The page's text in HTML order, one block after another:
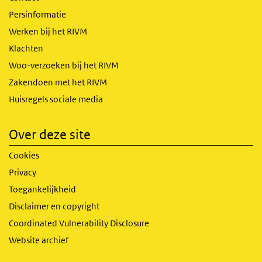
Persinformatie
Werken bij het RIVM
Klachten
Woo-verzoeken bij het RIVM
Zakendoen met het RIVM
Huisregels sociale media
Over deze site
Cookies
Privacy
Toegankelijkheid
Disclaimer en copyright
Coordinated Vulnerability Disclosure
Website archief